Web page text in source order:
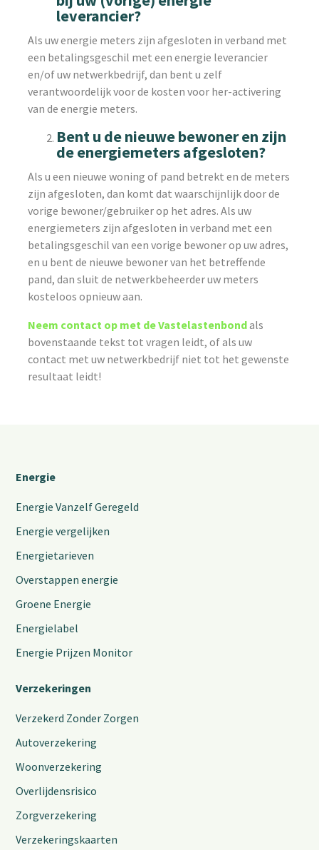
leverancier?
Als uw energie meters zijn afgesloten in verband met
een betalingsgeschil met een energie leverancier
en/of uw netwerkbedrijf, dan bent u zelf
verantwoordelijk voor de kosten voor her-activering
van de energie meters.
Bent u de nieuwe bewoner en zijn
de energiemeters afgesloten?
Als u een nieuwe woning of pand betrekt en de meters
zijn afgesloten, dan komt dat waarschijnlijk door de
vorige bewoner/gebruiker op het adres. Als uw
energiemeters zijn afgesloten in verband met een
betalingsgeschil van een vorige bewoner op uw adres,
en u bent de nieuwe bewoner van het betreffende
pand, dan sluit de netwerkbeheerder uw meters
kosteloos opnieuw aan.
Neem contact op met de Vastelastenbondals
bovenstaande tekst tot vragen leidt, of als uw
contact met uw netwerkbedrijf niet tot het gewenste
resultaat leidt!
Energie
Energie Vanzelf Geregeld
Energie vergelijken
Energietarieven
Overstappen energie
Groene Energie
Energielabel
Energie Prijzen Monitor
Verzekeringen
Verzekerd Zonder Zorgen
Autoverzekering
Woonverzekering
Overlijdensrisico
Zorgverzekering
Verzekeringskaarten